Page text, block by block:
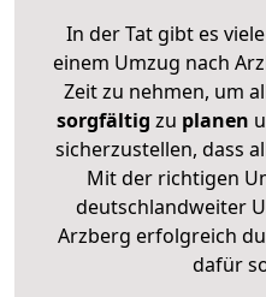
In der Tat gibt es
einem Umzug nach
Zeit zu nehmen, um
sorgfältig zu planen
sicherzustellen, dass
Mit der richtigen
deutschlandweiter
Arzberg erfolgreich
dafür